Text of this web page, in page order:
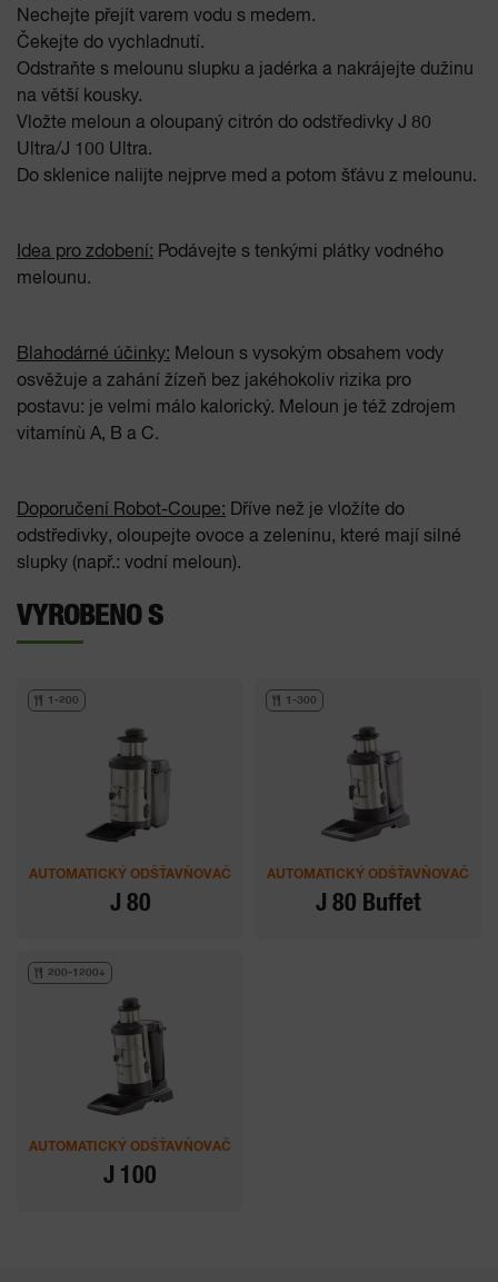
Nechejte přejít varem vodu s medem.
Čekejte do vychladnutí.
Odstraňte s melounu slupku a jadérka a nakrájejte dužinu
na větší kousky.
Vložte meloun a oloupaný citrón do odstředivky J 80
Ultra/J 100 Ultra.
Do sklenice nalijte nejprve med a potom šťávu z melounu.
Idea pro zdobení: Podávejte s tenkými plátky vodného
melounu.
Blahodárné účinky: Meloun s vysokým obsahem vody
osvěžuje a zahání žízeň bez jakéhokoliv rizika pro
postavu: je velmi málo kalorický. Meloun je též zdrojem
vitamínù A, B a C.
Doporučení Robot-Coupe: Dříve než je vložíte do
odstředivky, oloupejte ovoce a zeleninu, které mají silné
slupky (např.: vodní meloun).
VYROBENO S
1-200
AUTOMATICKÝ ODŠŤAVŇOVAČ
J 80
1-300
AUTOMATICKÝ ODŠŤAVŇOVAČ
J 80 Buffet
200-1200+
AUTOMATICKÝ ODŠŤAVŇOVAČ
J 100